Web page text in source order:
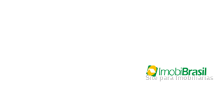
Site para Imobiliarias